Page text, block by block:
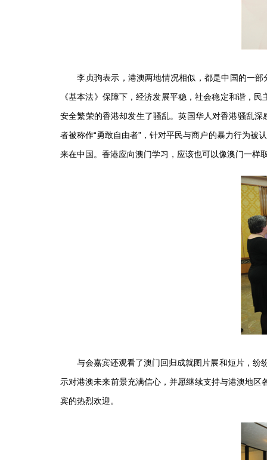
李贞驹表示，港澳两地情况相似，都是中国的一部
《基本法》保障下，经济发展平稳，社会稳定和谐，
安全繁荣的香港却发生了骚乱。英国华人对香港骚乱
者被称作“勇敢自由者”，针对平民与商户的暴力行为被
来在中国。香港应向澳门学习，应该也可以像澳门一样
与会嘉宾还观看了澳门回归成就图片展和短片，纷纷
示对港澳未来前景充满信心，并愿继续支持与港澳地
宾的热烈欢迎。